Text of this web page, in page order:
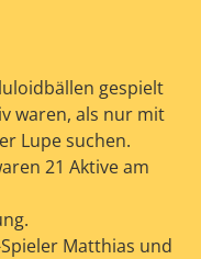
gespielt
waren, als nur mit
Lupe suchen.
21 Aktive am
Matthias und